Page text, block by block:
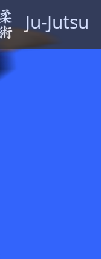
Ju-Jutsu